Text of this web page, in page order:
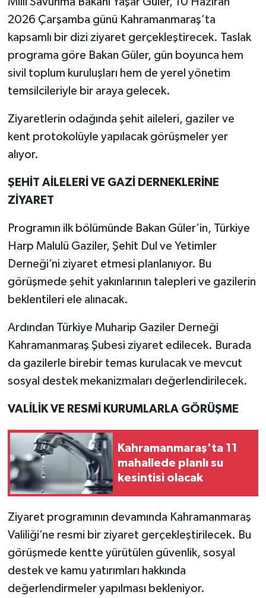
2026 Çarşamba günü Kahramanmaraş’ta
kapsamlı bir dizi ziyaret gerçekleştirecek. Taslak
programa göre Bakan Güler, gün boyunca hem
sivil toplum kuruluşları hem de yerel yönetim
temsilcileriyle bir araya gelecek.
Ziyaretlerin odağında şehit aileleri, gaziler ve
kent protokolüyle yapılacak görüşmeler yer
alıyor.
ŞEHİT AİLELERİ VE GAZİ DERNEKLERİNE
ZİYARET
Programın ilk bölümünde Bakan Güler’in, Türkiye
Harp Malulü Gaziler, Şehit Dul ve Yetimler
Derneği’ni ziyaret etmesi planlanıyor. Bu
görüşmede şehit yakınlarının talepleri ve gazilerin
beklentileri ele alınacak.
Ardından Türkiye Muharip Gaziler Derneği
Kahramanmaraş Şubesi ziyaret edilecek. Burada
da gazilerle birebir temas kurulacak ve mevcut
sosyal destek mekanizmaları değerlendirilecek.
VALİLİK VE RESMİ KURUMLARLA GÖRÜŞME
Kahramanmaraş'ta 11
mahallede planlı su
kesintisi olacak
Ziyaret programının devamında Kahramanmaraş
Valiliği’ne resmi bir ziyaret gerçekleştirilecek. Bu
görüşmede kentte yürütülen güvenlik, sosyal
destek ve kamu yatırımları hakkında
değerlendirmeler yapılması bekleniyor.
Teknoloji
Yaşam
KAHRAMANMARAŞ